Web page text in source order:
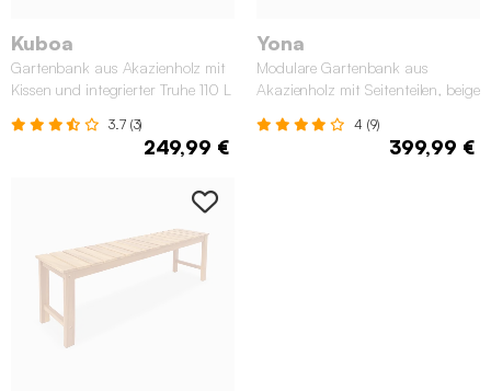
Kuboa
Gartenbank aus Akazienholz mit
Kissen und integrierter Truhe 110 L
3.7 (3)
249,99 €
Yona
Modulare Gartenbank aus
Akazienholz mit Seitenteilen, beige
4 (9)
399,99 €